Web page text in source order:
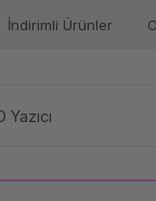
İndirimli Ürünler